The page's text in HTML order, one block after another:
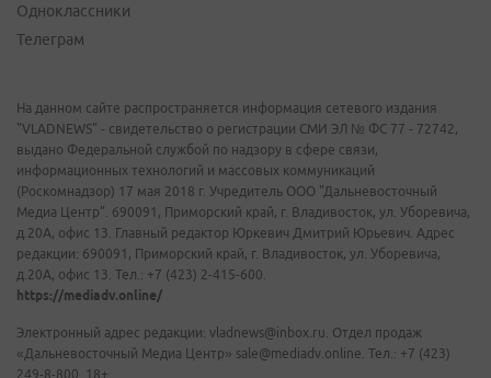
Одноклассники
Телеграм
На данном сайте распространяется информация сетевого издания
"VLADNEWS" - свидетельство о регистрации СМИ ЭЛ № ФС 77 - 72742,
выдано Федеральной службой по надзору в сфере связи,
информационных технологий и массовых коммуникаций
(Роскомнадзор) 17 мая 2018 г. Учредитель ООО "Дальневосточный
Медиа Центр". 690091, Приморский край, г. Владивосток, ул. Уборевича,
д.20А, офис 13. Главный редактор Юркевич Дмитрий Юрьевич. Адрес
редакции: 690091, Приморский край, г. Владивосток, ул. Уборевича,
д.20А, офис 13. Тел.: +7 (423) 2-415-600.
https://mediadv.online/
Электронный адрес редакции: vladnews@inbox.ru. Отдел продаж
«Дальневосточный Медиа Центр» sale@mediadv.online. Тел.: +7 (423)
249-8-800. 18+